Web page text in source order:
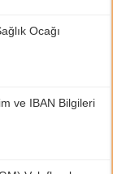
Ocağı
ve IBAN Bilgileri